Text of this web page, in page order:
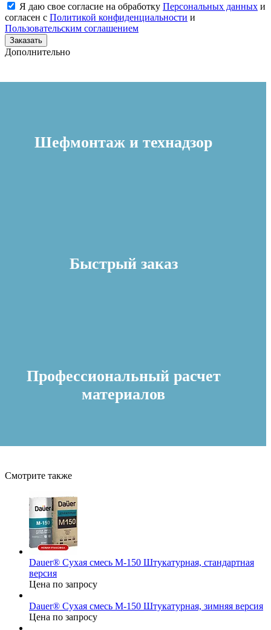
Я даю свое согласие на обработку Персональных данных и
согласен с Политикой конфиденциальности и
Пользовательским соглашением
Заказать
Дополнительно
Шефмонтаж и технадзор
Быстрый заказ
Профессиональный расчет
материалов
Смотрите также
Dauer® Сухая смесь М-150 Штукатурная, стандартная
версия
Цена по запросу
Dauer® Сухая смесь М-150 Штукатурная, зимняя версия
Цена по запросу